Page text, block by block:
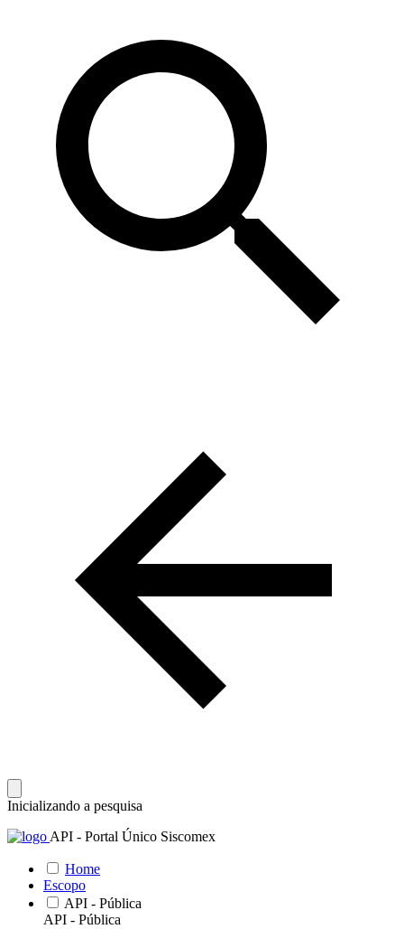
Inicializando a pesquisa
API - Portal Único Siscomex
Home
Escopo
API - Pública
API - Pública